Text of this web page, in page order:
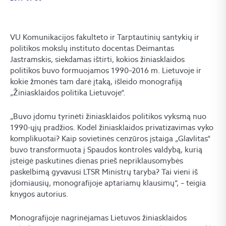
VU Komunikacijos fakulteto ir Tarptautinių santykių ir
politikos mokslų instituto docentas Deimantas
Jastramskis, siekdamas ištirti, kokios žiniasklaidos
politikos buvo formuojamos 1990–2016 m. Lietuvoje ir
kokie žmonės tam darė įtaką, išleido monografiją
„Žiniasklaidos politika Lietuvoje“.
„Buvo įdomu tyrinėti žiniasklaidos politikos vyksmą nuo
1990-ųjų pradžios. Kodėl žiniasklaidos privatizavimas vyko
komplikuotai? Kaip sovietinės cenzūros įstaiga „Glavlitas“
buvo transformuota į Spaudos kontrolės valdybą, kurią
įsteigė paskutines dienas prieš nepriklausomybės
paskelbimą gyvavusi LTSR Ministrų taryba? Tai vieni iš
įdomiausių, monografijoje aptariamų klausimų“, – teigia
knygos autorius.
Monografijoje nagrinėjamas Lietuvos žiniasklaidos